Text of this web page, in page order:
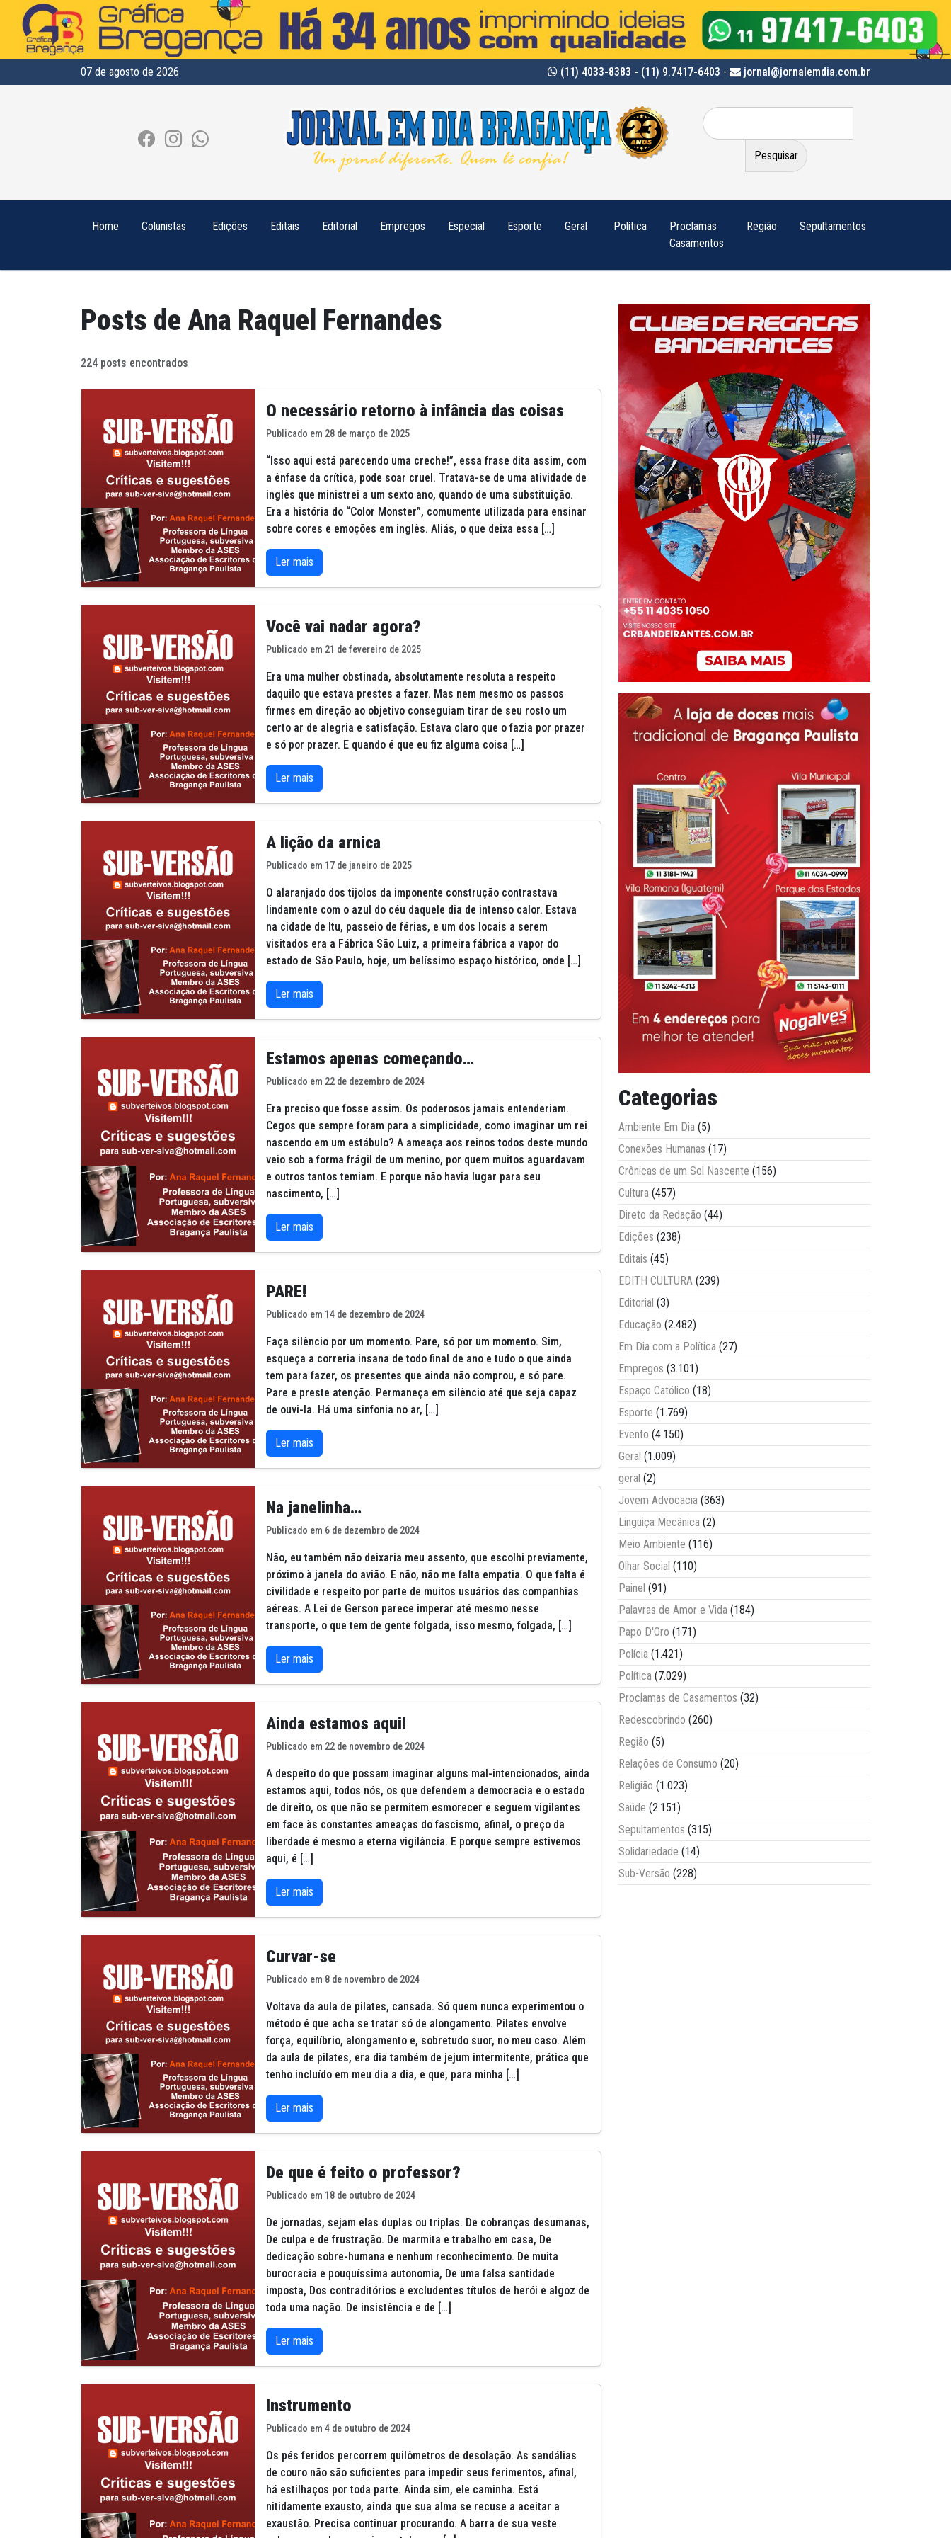
07 de agosto de 2026 (11) 4033-8383 - (11) 9.7417-6403 - jornal@jornalemdia.com.br
Pesquisar
por:
Home Colunistas Edições Editais Editorial Empregos Especial Esporte Geral Política
Proclamas
Casamentos
Região Sepultamentos
Posts de Ana Raquel Fernandes
224 posts encontrados
O necessário retorno à infância das coisas
Publicado em 28 de março de 2025
“Isso aqui está parecendo uma creche!”, essa frase dita assim, com
a ênfase da crítica, pode soar cruel. Tratava-se de uma atividade de
inglês que ministrei a um sexto ano, quando de uma substituição.
Era a história do “Color Monster”, comumente utilizada para ensinar
sobre cores e emoções em inglês. Aliás, o que deixa essa […]
Ler mais
Você vai nadar agora?
Publicado em 21 de fevereiro de 2025
Era uma mulher obstinada, absolutamente resoluta a respeito
daquilo que estava prestes a fazer. Mas nem mesmo os passos
firmes em direção ao objetivo conseguiam tirar de seu rosto um
certo ar de alegria e satisfação. Estava claro que o fazia por prazer
e só por prazer. E quando é que eu fiz alguma coisa […]
Ler mais
A lição da arnica
Publicado em 17 de janeiro de 2025
O alaranjado dos tijolos da imponente construção contrastava
lindamente com o azul do céu daquele dia de intenso calor. Estava
na cidade de Itu, passeio de férias, e um dos locais a serem
visitados era a Fábrica São Luiz, a primeira fábrica a vapor do
estado de São Paulo, hoje, um belíssimo espaço histórico, onde […]
Ler mais
Estamos apenas começando…
Publicado em 22 de dezembro de 2024
Era preciso que fosse assim. Os poderosos jamais entenderiam.
Cegos que sempre foram para a simplicidade, como imaginar um rei
nascendo em um estábulo? A ameaça aos reinos todos deste mundo
veio sob a forma frágil de um menino, por quem muitos aguardavam
e outros tantos temiam. E porque não havia lugar para seu
nascimento, […]
Ler mais
PARE!
Publicado em 14 de dezembro de 2024
Faça silêncio por um momento. Pare, só por um momento. Sim,
esqueça a correria insana de todo final de ano e tudo o que ainda
tem para fazer, os presentes que ainda não comprou, e só pare.
Pare e preste atenção. Permaneça em silêncio até que seja capaz
de ouvi-la. Há uma sinfonia no ar, […]
Ler mais
Na janelinha…
Publicado em 6 de dezembro de 2024
Não, eu também não deixaria meu assento, que escolhi previamente,
próximo à janela do avião. E não, não me falta empatia. O que falta é
civilidade e respeito por parte de muitos usuários das companhias
aéreas. A Lei de Gerson parece imperar até mesmo nesse
transporte, o que tem de gente folgada, isso mesmo, folgada, […]
Ler mais
Ainda estamos aqui!
Publicado em 22 de novembro de 2024
A despeito do que possam imaginar alguns mal-intencionados, ainda
estamos aqui, todos nós, os que defendem a democracia e o estado
de direito, os que não se permitem esmorecer e seguem vigilantes
em face às constantes ameaças do fascismo, afinal, o preço da
liberdade é mesmo a eterna vigilância. E porque sempre estivemos
aqui, é […]
Ler mais
Curvar-se
Publicado em 8 de novembro de 2024
Voltava da aula de pilates, cansada. Só quem nunca experimentou o
método é que acha se tratar só de alongamento. Pilates envolve
força, equilíbrio, alongamento e, sobretudo suor, no meu caso. Além
da aula de pilates, era dia também de jejum intermitente, prática que
tenho incluído em meu dia a dia, e que, para minha […]
Ler mais
De que é feito o professor?
Publicado em 18 de outubro de 2024
De jornadas, sejam elas duplas ou triplas. De cobranças desumanas,
De culpa e de frustração. De marmita e trabalho em casa, De
dedicação sobre-humana e nenhum reconhecimento. De muita
burocracia e pouquíssima autonomia, De uma falsa santidade
imposta, Dos contraditórios e excludentes títulos de herói e algoz de
toda uma nação. De insistência e de […]
Ler mais
Instrumento
Publicado em 4 de outubro de 2024
Os pés feridos percorrem quilômetros de desolação. As sandálias
de couro não são suficientes para impedir seus ferimentos, afinal,
há estilhaços por toda parte. Ainda sim, ele caminha. Está
nitidamente exausto, ainda que sua alma se recuse a aceitar a
exaustão. Precisa continuar procurando. A barra de sua veste
Categorias
Ambiente Em Dia (5)
Conexões Humanas (17)
Crônicas de um Sol Nascente (156)
Cultura (457)
Direto da Redação (44)
Edições (238)
Editais (45)
EDITH CULTURA (239)
Editorial (3)
Educação (2.482)
Em Dia com a Política (27)
Empregos (3.101)
Espaço Católico (18)
Esporte (1.769)
Evento (4.150)
Geral (1.009)
geral (2)
Jovem Advocacia (363)
Linguiça Mecânica (2)
Meio Ambiente (116)
Olhar Social (110)
Painel (91)
Palavras de Amor e Vida (184)
Papo D'Oro (171)
Polícia (1.421)
Política (7.029)
Proclamas de Casamentos (32)
Redescobrindo (260)
Região (5)
Relações de Consumo (20)
Religião (1.023)
Saúde (2.151)
Sepultamentos (315)
Solidariedade (14)
Sub-Versão (228)